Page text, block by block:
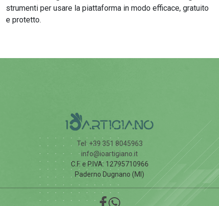
strumenti per usare la piattaforma in modo efficace, gratuito
e protetto.
Tel: +39 351 8045963
info@ioartigiano.it
C.F. e P.IVA: 12795710966
Paderno Dugnano (MI)